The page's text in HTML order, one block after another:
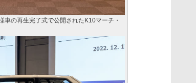
車の再生完了式で公開されたK10マーチ・